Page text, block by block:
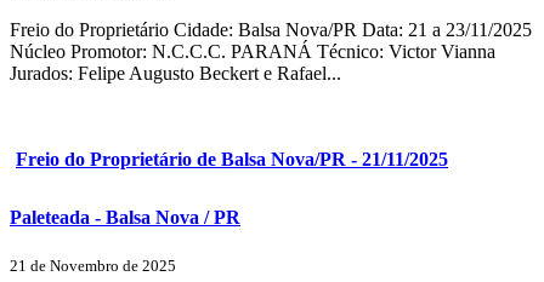
Freio do Proprietário Cidade: Balsa Nova/PR Data: 21 a 23/11/2025
Núcleo Promotor: N.C.C.C. PARANÁ Técnico: Victor Vianna
Jurados: Felipe Augusto Beckert e Rafael...
Freio do Proprietário de Balsa Nova/PR - 21/11/2025
Paleteada - Balsa Nova / PR
21 de Novembro de 2025